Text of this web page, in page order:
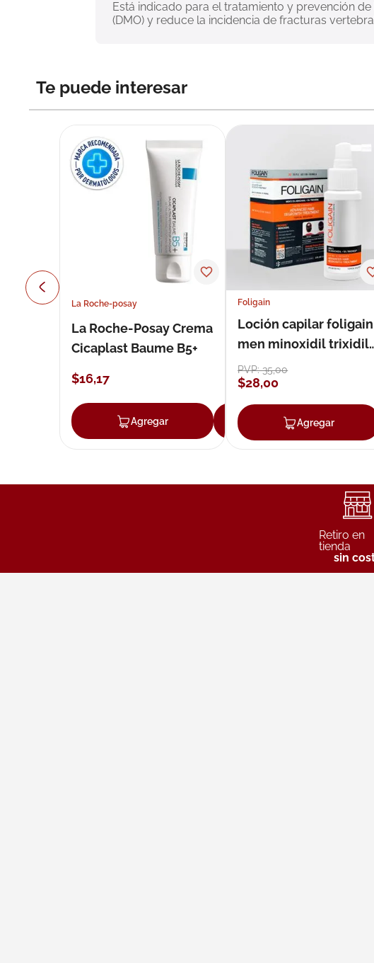
Está indicado para el tratamiento y prevención
(DMO) y reduce la incidencia de fracturas
Te puede interesar
La Roche-posay
La Roche-Posay Crema
Cicaplast Baume B5+
$16,17
Agregar Agregar
Foligain
Loción capilar foligain
men minoxidil trixidil
loción 59 ml
PVP:35,00
$28,00
Agregar
Retiro en
tienda
sin